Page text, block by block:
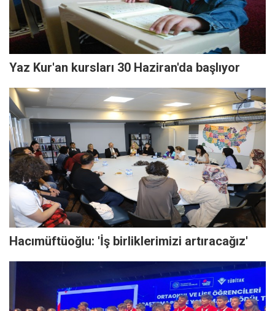
Yaz Kur'an kursları 30 Haziran'da başlıyor
Hacımüftüoğlu: 'İş birliklerimizi artıracağız'